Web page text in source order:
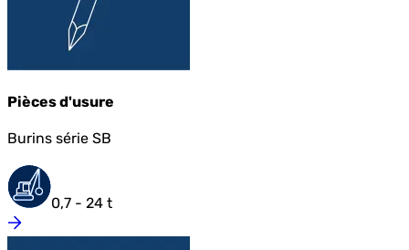
Pièces d'usure
Burins série SB
0,7 - 24 t